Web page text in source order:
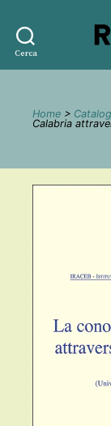
Cerca
Home >
Calabria